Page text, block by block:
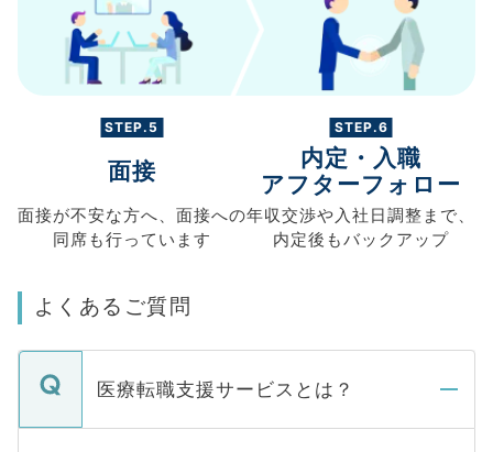
STEP.5
面接
面接が不安な方へ、 面接への
同席も行っています
STEP.6
内定・入職
アフターフォロー
年収交渉や入社日調整まで、
内定後もバックアップ
よくあるご質問
医療転職支援サービスとは？